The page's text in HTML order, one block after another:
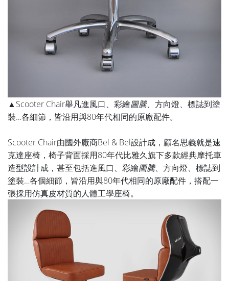
▲Scooter Chair舉凡進風口、彩繪圖騰、方向燈、標誌到塗
裝…各細節，皆沿用與80年代相同的原廠配件。
Scooter Chair由國外廠商Bel & Bel設計成，顧名思義就是速
克達座椅，椅子背面採用80年代比雅久旗下多款經典摩托車
造型設計成，甚至包括進風口、彩繪圖騰、方向燈、標誌到
塗裝…各個細節，皆沿用與80年代相同的原廠配件，搭配一
張採用仿真皮材質的人體工學座椅。